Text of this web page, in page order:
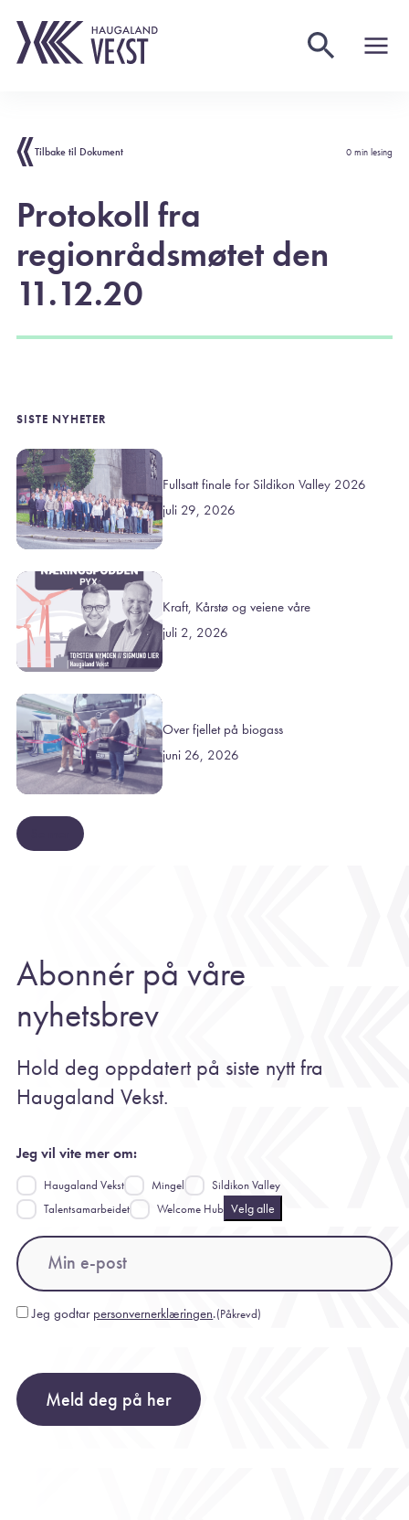
Tilbake til Dokument 0 min lesing
Protokoll fra
regionrådsmøtet den
11.12.20
SISTE NYHETER
Fullsatt finale for Sildikon Valley 2026
juli 29, 2026
Kraft, Kårstø og veiene våre
juli 2, 2026
Over fjellet på biogass
juni 26, 2026
Abonnér på våre
nyhetsbrev
Hold deg oppdatert på siste nytt fra
Haugaland Vekst.
Jeg vil vite mer om:
Haugaland Vekst Mingel
Sildikon Valley
Talentsamarbeidet
Welcome Hub Velg alle
Email
Consent(Påkrevd)
Jeg godtar personvernerklæringen.(Påkrevd)
Meld deg på her